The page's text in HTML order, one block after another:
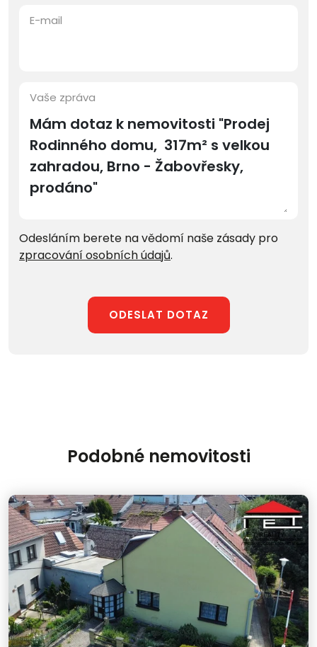
E-mail
Vaše zpráva
Odesláním berete na vědomí naše zásady pro
zpracování osobních údajů.
ODESLAT DOTAZ
Podobné nemovitosti